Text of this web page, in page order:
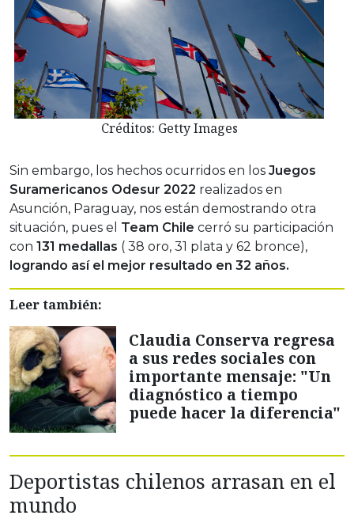
Créditos: Getty Images
Sin embargo, los hechos ocurridos en los Juegos
Suramericanos Odesur 2022 realizados en
Asunción, Paraguay, nos están demostrando otra
situación, pues el Team Chile cerró su participación
con 131 medallas ( 38 oro, 31 plata y 62 bronce),
logrando así el mejor resultado en 32 años.
Leer también:
Claudia Conserva regresa
a sus redes sociales con
importante mensaje: "Un
diagnóstico a tiempo
puede hacer la diferencia"
Deportistas chilenos arrasan en el
mundo